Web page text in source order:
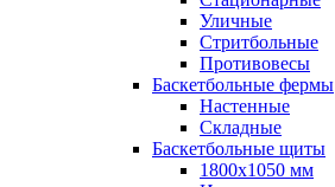
Уличные
Стритбольные
Противовесы
Баскетбольные фермы
Настенные
Складные
Баскетбольные щиты
1800х1050 мм